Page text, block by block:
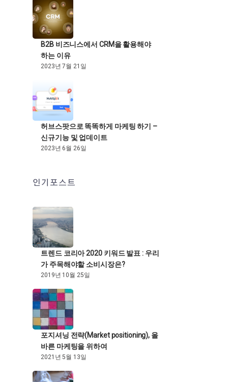
B2B 비즈니스에서 CRM을 활용해야
하는 이유
2023년 7월 21일
허브스팟으로 똑똑하게 마케팅 하기 –
신규기능 및 업데이트
2023년 6월 26일
인기포스트
트렌드 코리아 2020 키워드 발표 : 우리
가 주목해야할 소비시장은?
2019년 10월 25일
포지셔닝 전략(Market positioning), 올
바른 마케팅을 위하여
2021년 5월 13일